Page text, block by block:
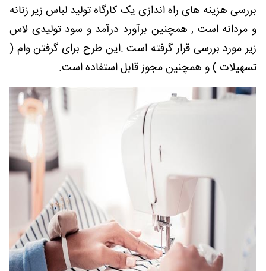
بررسی هزینه های راه اندازی یک کارگاه تولید لباس زیر زنانه
و مردانه است , همچنین برآورد درآمد و سود تولیدی لاس
زیر مورد بررسی قرار گرفته است .این طرح برای گرفتن وام (
تسهیلات ) و همچنین مجوز قابل استفاده است.